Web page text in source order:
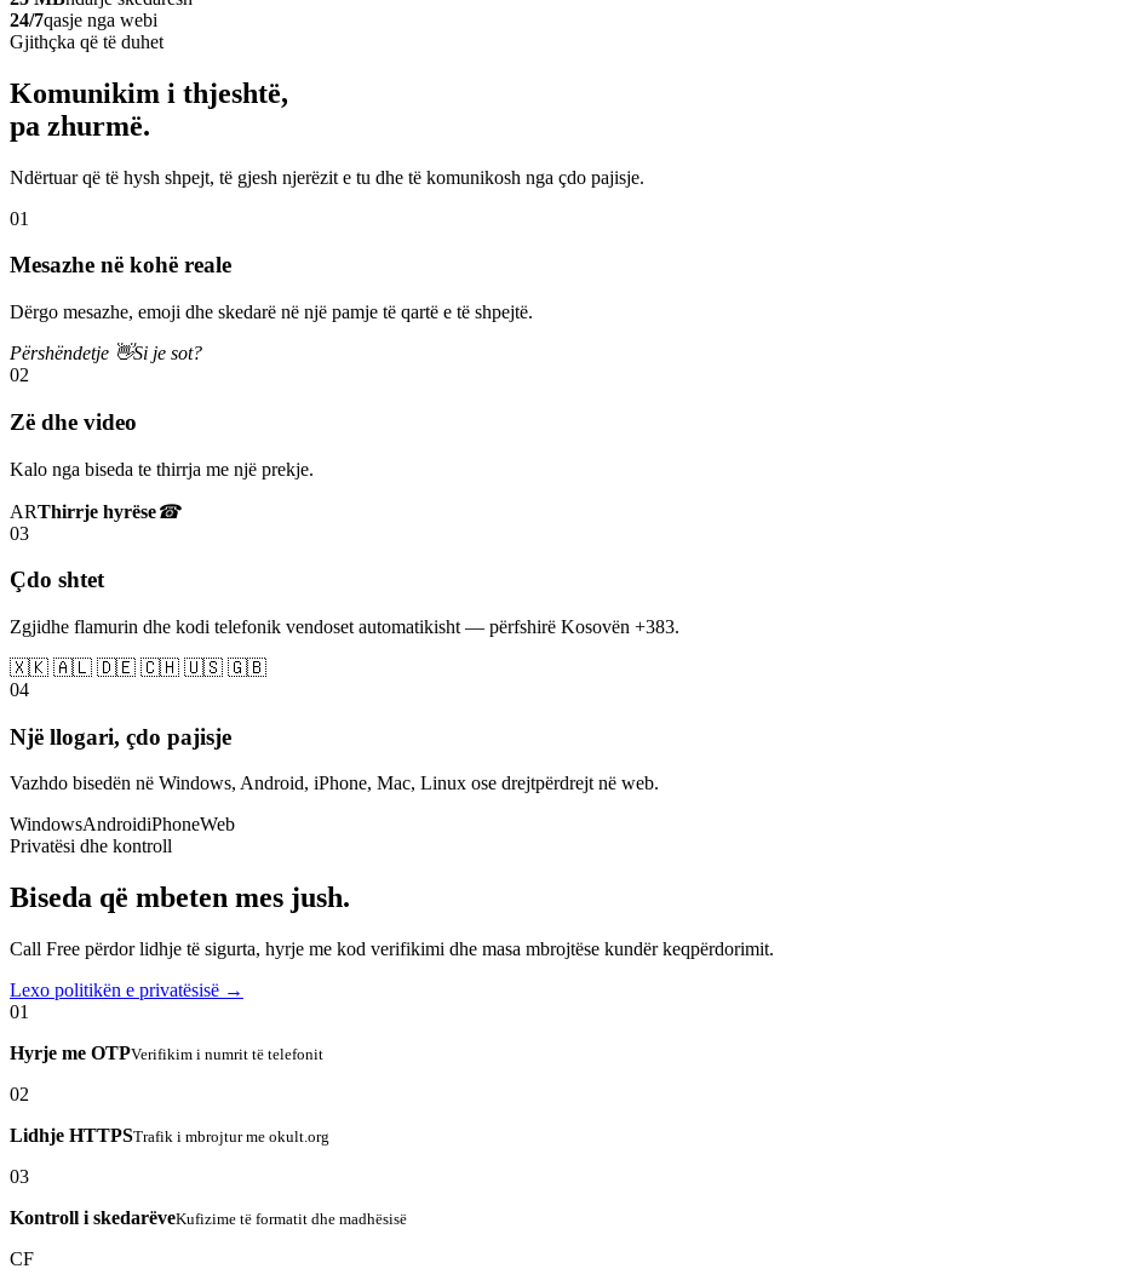
24/7qasje nga webi
Gjithçka që të duhet
Komunikim i thjeshtë,
pa zhurmë.
Ndërtuar që të hysh shpejt, të gjesh njerëzit e tu dhe të komunikosh nga çdo pajisje.
01
Mesazhe në kohë reale
Dërgo mesazhe, emoji dhe skedarë në një pamje të qartë e të shpejtë.
Përshëndetje 👋Si je sot?
02
Zë dhe video
Kalo nga biseda te thirrja me një prekje.
ARThirrje hyrëse☎
03
Çdo shtet
Zgjidhe flamurin dhe kodi telefonik vendoset automatikisht — përfshirë Kosovën +383.
🇽🇰 🇦🇱 🇩🇪 🇨🇭 🇺🇸 🇬🇧
04
Një llogari, çdo pajisje
Vazhdo bisedën në Windows, Android, iPhone, Mac, Linux ose drejtpërdrejt në web.
WindowsAndroidiPhoneWeb
Privatësi dhe kontroll
Biseda që mbeten mes jush.
Call Free përdor lidhje të sigurta, hyrje me kod verifikimi dhe masa mbrojtëse kundër keqpërdorimit.
Lexo politikën e privatësisë →
01
Hyrje me OTPVerifikim i numrit të telefonit
02
Lidhje HTTPSTrafik i mbrojtur me okult.org
03
Kontroll i skedarëveKufizime të formatit dhe madhësisë
CF